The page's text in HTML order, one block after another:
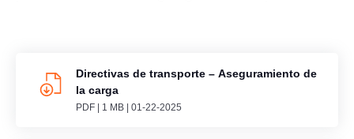
Directivas de transporte – Aseguramiento de
la carga
PDF 1 MB 01-22-2025